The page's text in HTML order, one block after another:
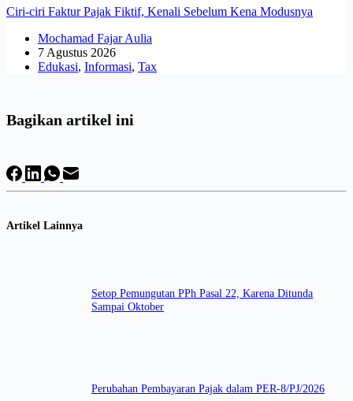
Ciri-ciri Faktur Pajak Fiktif, Kenali Sebelum Kena Modusnya
Mochamad Fajar Aulia
7 Agustus 2026
Edukasi, Informasi, Tax
Bagikan artikel ini
Artikel Lainnya
Setop Pemungutan PPh Pasal 22, Karena Ditunda
Sampai Oktober
Perubahan Pembayaran Pajak dalam PER-8/PJ/2026